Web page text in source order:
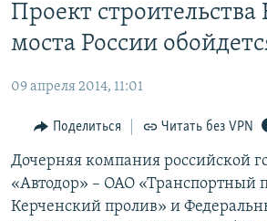
основному
содержанию
навигации
Вернутся
поиску
СПЕЦПРОЕКТЫ
КАРТА ВОЕННЫХ ОБЪЕКТОВ КРЫМА
11 ЛЕТ ОККУПАЦИИ КРЫМА. 11 ИСТОРИЙ
ИСТОРИЯ
ЕЩЕ
ИНТЕРАКТИВ
ИНФОГРАФИКА
РАДІО СВОБОДА
КАК ОБОЙТИ БЛОКИРОВКУ
Проект строительства
моста России
09 апреля 2014, 11:01
Поделиться Читать без VPN
Дочерняя компания российской
«Автодор» – ОАО «Транспортный
Керченский пролив» и